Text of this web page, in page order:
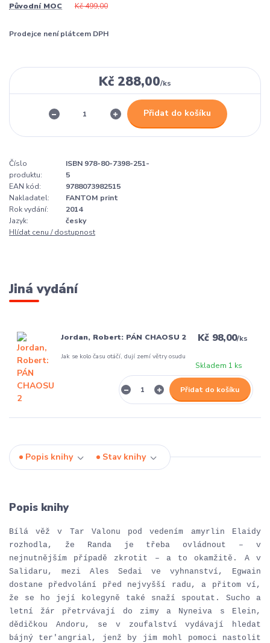
Původní MOC Kč 499,00
Prodejce není plátcem DPH
Kč 288,00/ks
Přidat do košíku
Číslo
produktu:
ISBN 978-80-7398-251-
5
EAN kód:
9788073982515
Nakladatel:
FANTOM print
Rok vydání:
2014
Jazyk:
česky
Hlídat cenu / dostupnost
Jiná vydání
Jordan, Robert: PÁN CHAOSU 2
Jak se kolo času otáčí, dují zemí větry osudu
Kč 98,00/ks
Skladem 1 ks
Přidat do košíku
Popis knihy Stav knihy
Popis knihy
Bílá věž v Tar Valonu pod vedením amyrlin Elaidy
rozhodla, že Randa je třeba ovládnout – v
nejnutnějším případě zkrotit – a to okamžitě. A v
Salidaru, mezi Ales Sedai ve vyhnanství, Egwain
dostane předvolání před nejvyšší radu, a přitom ví,
že se ho její kolegyně také snaží spoutat. Sucho a
letní žár přetrvávají do zimy a Nyneiva s Elein,
dědičkou Andoru, se v zoufalství vydávají hledat
bájný ter'angrial, jenž by jim mohl pomoci nastolit